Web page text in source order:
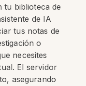
tu biblioteca de
de IA
tus notas de
o
necesites
El servidor
asegurando